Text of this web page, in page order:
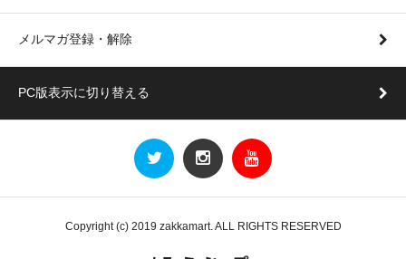
メルマガ登録・解除
PC版表示に切り替える
Copyright (c) 2019 zakkamart. ALL RIGHTS RESERVED